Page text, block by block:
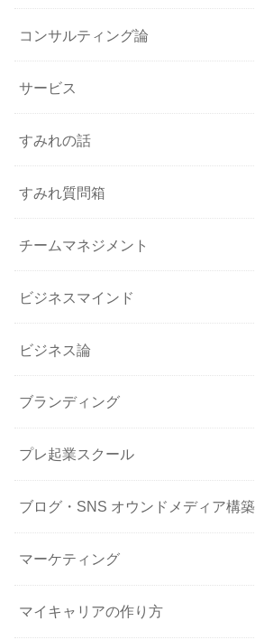
コンサルティング論
サービス
すみれの話
すみれ質問箱
チームマネジメント
ビジネスマインド
ビジネス論
ブランディング
プレ起業スクール
ブログ・SNS オウンドメディア構築
マーケティング
マイキャリアの作り方